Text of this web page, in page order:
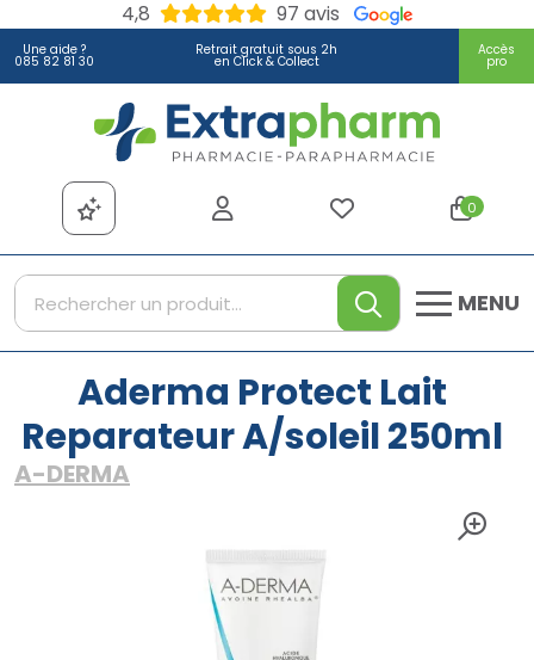
4,8 97 avis
Une aide ?
085 82 81 30
Retrait gratuit sous 2h
en Click & Collect
Accès
pro
Extrapharm Votre
0
MENU
Aderma Protect Lait
Reparateur A/soleil 250ml
A-DERMA